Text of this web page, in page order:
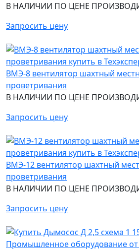
В НАЛИЧИИ ПО ЦЕНЕ
Запросить цену
ВМЭ-8 вентилятор шахтный
проветривания
В НАЛИЧИИ ПО ЦЕНЕ
Запросить цену
ВМЭ-12 вентилятор шахтный
проветривания
В НАЛИЧИИ ПО ЦЕНЕ
Запросить цену